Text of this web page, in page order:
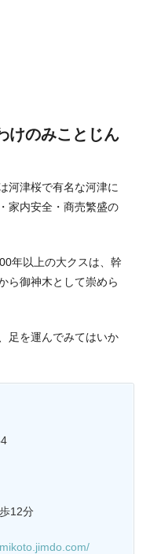
けのみことじん
河津桜で有名な河津に
家内安全・商売繁盛の
年以上の大クスは、幹
ら御神木として崇めら
足を運んでみてはいか
12分